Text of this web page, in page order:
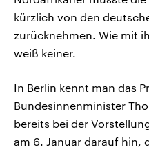
kürzlich von den
zurücknehmen. Wie mit
weiß keiner.
In Berlin kennt man das
Bundesinnenminister
bereits bei der
am 6. Januar darauf hin,